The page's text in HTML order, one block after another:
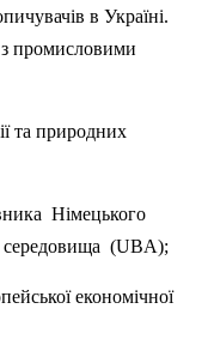
в Україні.
з промисловими
та природних
Німецького
середовища (UBA);
економічної